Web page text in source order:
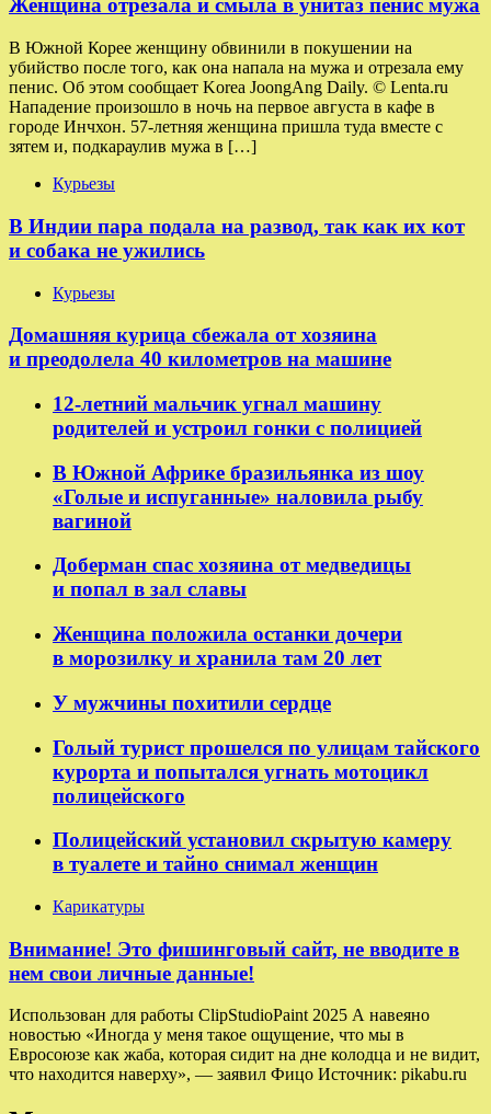
Женщина отрезала и смыла в унитаз пенис мужа
В Южной Корее женщину обвинили в покушении на
убийство после того, как она напала на мужа и отрезала ему
пенис. Об этом сообщает Korea JoongAng Daily. © Lenta.ru
Нападение произошло в ночь на первое августа в кафе в
городе Инчхон. 57-летняя женщина пришла туда вместе с
зятем и, подкараулив мужа в […]
Курьезы
В Индии пара подала на развод, так как их кот
и собака не ужились
Курьезы
Домашняя курица сбежала от хозяина
и преодолела 40 километров на машине
12-летний мальчик угнал машину
родителей и устроил гонки с полицией
В Южной Африке бразильянка из шоу
«Голые и испуганные» наловила рыбу
вагиной
Доберман спас хозяина от медведицы
и попал в зал славы
Женщина положила останки дочери
в морозилку и хранила там 20 лет
У мужчины похитили сердце
Голый турист прошелся по улицам тайского
курорта и попытался угнать мотоцикл
полицейского
Полицейский установил скрытую камеру
в туалете и тайно снимал женщин
Карикатуры
Внимание! Это фишинговый сайт, не вводите в
нем свои личные данные!
Использован для работы ClipStudioPaint 2025 А навеяно
новостью «Иногда у меня такое ощущение, что мы в
Евросоюзе как жаба, которая сидит на дне колодца и не видит,
что находится наверху», — заявил Фицо Источник: pikabu.ru